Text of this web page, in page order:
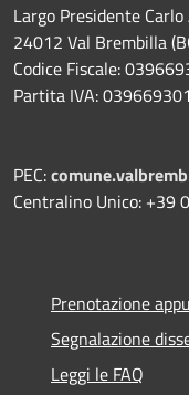
Largo Presidente
24012 Val Brembilla
Codice Fiscale:
Partita IVA:
PEC:
Centralino Unico: +39
Prenotazione
Segnalazione
Leggi le FAQ